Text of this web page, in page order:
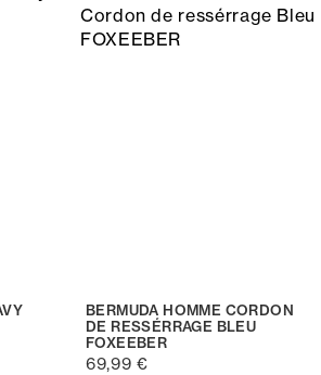
BERMUDA HOMME CORDON
DE RESSÉRRAGE BLEU
FOXEEBER
69,99 €